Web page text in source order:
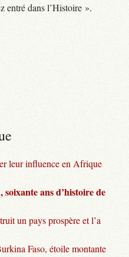
entré dans l’Histoire ».
leur influence en Afrique
ans d’histoire de
un pays prospère et l’a
Faso, étoile montante